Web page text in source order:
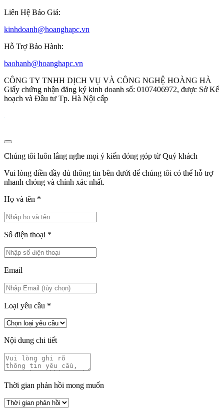
Liên Hệ Báo Giá:
kinhdoanh@hoanghapc.vn
Hỗ Trợ Bảo Hành:
baohanh@hoanghapc.vn
CÔNG TY TNHH DỊCH VỤ VÀ CÔNG NGHỆ HOÀNG HÀ
Giấy chứng nhận đăng ký kinh doanh số: 0107406972, được Sở Kế
hoạch và Đầu tư Tp. Hà Nội cấp
Chúng tôi luôn lắng nghe mọi ý kiến đóng góp từ Quý khách
Vui lòng điền đầy đủ thông tin bên dưới để chúng tôi có thể hỗ trợ
nhanh chóng và chính xác nhất.
Họ và tên *
Số điện thoại *
Email
Loại yêu cầu *
Nội dung chi tiết
Thời gian phản hồi mong muốn